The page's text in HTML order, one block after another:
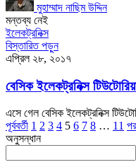
মুহাম্মাদ নাছিম উদ্দিন
মন্তব্য নেই
ইলেকট্রনিক্স
বিস্তারিত পড়ুন
এপ্রিল ২৮, ২০১৭
বেসিক ইলেকট্রনিক্স
এসে গেল বেসিক ইলেকট্রনিক্স
পূর্ববর্তী 1 2 3 4 5 6 7 8 … 11
অনুসন্ধান